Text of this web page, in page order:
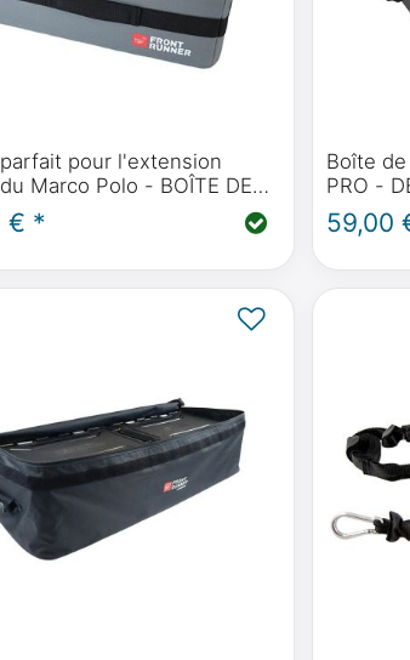
pour l'extension
Marco Polo - BOÎTE DE
FLAT PACK - DE
€ *
Boîte de
PRO -
à l'eau
59,00